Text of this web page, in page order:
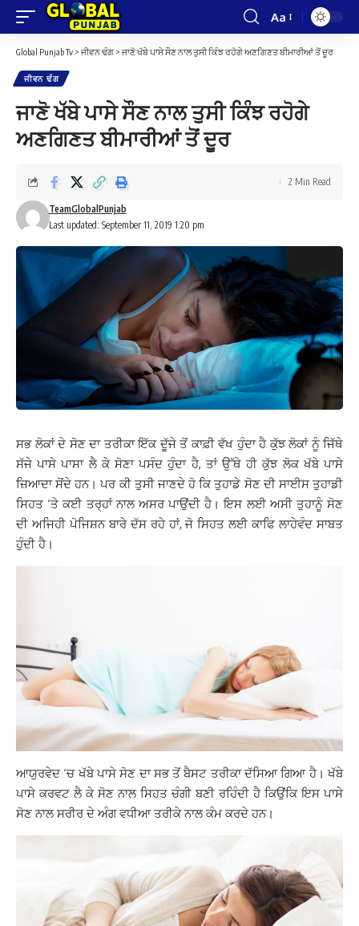
Font
Resizer
Aa
Global Punjab Tv > ਜੀਵਨ ਢੰਗ > ਜਾਣੋ ਖੱਬੇ ਪਾਸੇ ਸੌਣ ਨਾਲ ਤੁਸੀ ਕਿੰਝ ਰਹੋਗੇ ਅਣਗਿਣਤ ਬੀਮਾਰੀਆਂ ਤੋਂ ਦੂਰ
ਜੀਵਨ ਢੰਗ
ਜਾਣੋ ਖੱਬੇ ਪਾਸੇ ਸੌਣ ਨਾਲ ਤੁਸੀ ਕਿੰਝ ਰਹੋਗੇ
ਅਣਗਿਣਤ ਬੀਮਾਰੀਆਂ ਤੋਂ ਦੂਰ
Last updated: September 11, 2019 1:20 pm
TeamGlobalPunjab
2 Min Read
ਸਭ ਲੋਕਾਂ ਦੇ ਸੋਣ ਦਾ ਤਰੀਕਾ ਇੱਕ ਦੂੱਜੇ ਤੋਂ ਕਾਫ਼ੀ ਵੱਖ ਹੁੰਦਾ ਹੈ ਕੁੱਝ ਲੋਕਾਂ ਨੂੰ ਜਿੱਥੇ
ਸੱਜੇ ਪਾਸੇ ਪਾਸਾ ਲੈ ਕੇ ਸੋਣਾ ਪਸੰਦ ਹੁੰਦਾ ਹੈ, ਤਾਂ ਉੱਥੇ ਹੀ ਕੁੱਝ ਲੋਕ ਖੱਬੇ ਪਾਸੇ
ਜ਼ਿਆਦਾ ਸੋਂਦੇ ਹਨ। ਪਰ ਕੀ ਤੁਸੀ ਜਾਣਦੇ ਹੋ ਕਿ ਤੁਹਾਡੇ ਸੋਣ ਦੀ ਸਾਈਸ ਤੁਹਾਡੀ
ਸਿਹਤ ‘ਤੇ ਕਈ ਤਰ੍ਹਾਂ ਨਾਲ ਅਸਰ ਪਾਉਂਦੀ ਹੈ। ਇਸ ਲਈ ਅਸੀ ਤੁਹਾਨੂੰ ਸੋਣ
ਦੀ ਅਜਿਹੀ ਪੋਜਿਸ਼ਨ ਬਾਰੇ ਦੱਸ ਰਹੇ ਹਾਂ, ਜੋ ਸਿਹਤ ਲਈ ਕਾਫਿ ਲਾਹੇਵੰਦ ਸਾਬਤ
ਹੁੰਦੀ ਹੈ।
ਆਯੁਰਵੇਦ ‘ਚ ਖੱਬੇ ਪਾਸੇ ਸੋਣ ਦਾ ਸਭ ਤੋਂ ਬੈਸਟ ਤਰੀਕਾ ਦੱਸਿਆ ਗਿਆ ਹੈ। ਖੱਬੇ
ਪਾਸੇ ਕਰਵਟ ਲੈ ਕੇ ਸੋਣ ਨਾਲ ਸਿਹਤ ਚੰਗੀ ਬਣੀ ਰਹਿੰਦੀ ਹੈ ਕਿਉਂਕਿ ਇਸ ਪਾਸੇ
ਸੋਣ ਨਾਲ ਸਰੀਰ ਦੇ ਅੰਗ ਵਧੀਆ ਤਰੀਕੇ ਨਾਲ ਕੰਮ ਕਰਦੇ ਹਨ।